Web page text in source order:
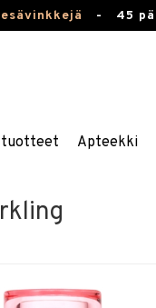
- 45
Apteekki